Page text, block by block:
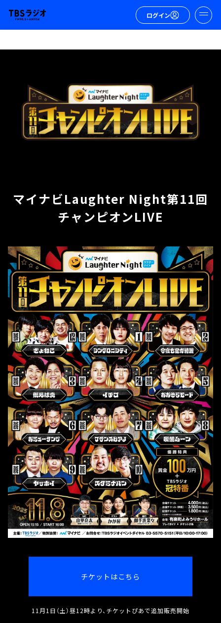
ログイン
マイナビLaughter Night第11回
チャンピオンLIVE
チケットはこちら
11月1日（土）昼12時より、チケットぴあで追加販売開始